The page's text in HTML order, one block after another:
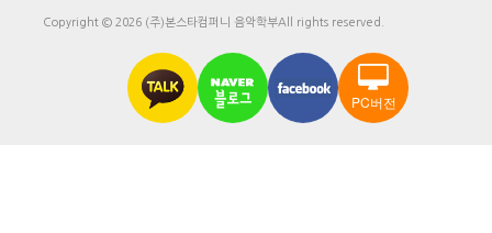
Copyright © 2026 (주)본스타컴퍼니 음악학부All rights reserved.
PC버전